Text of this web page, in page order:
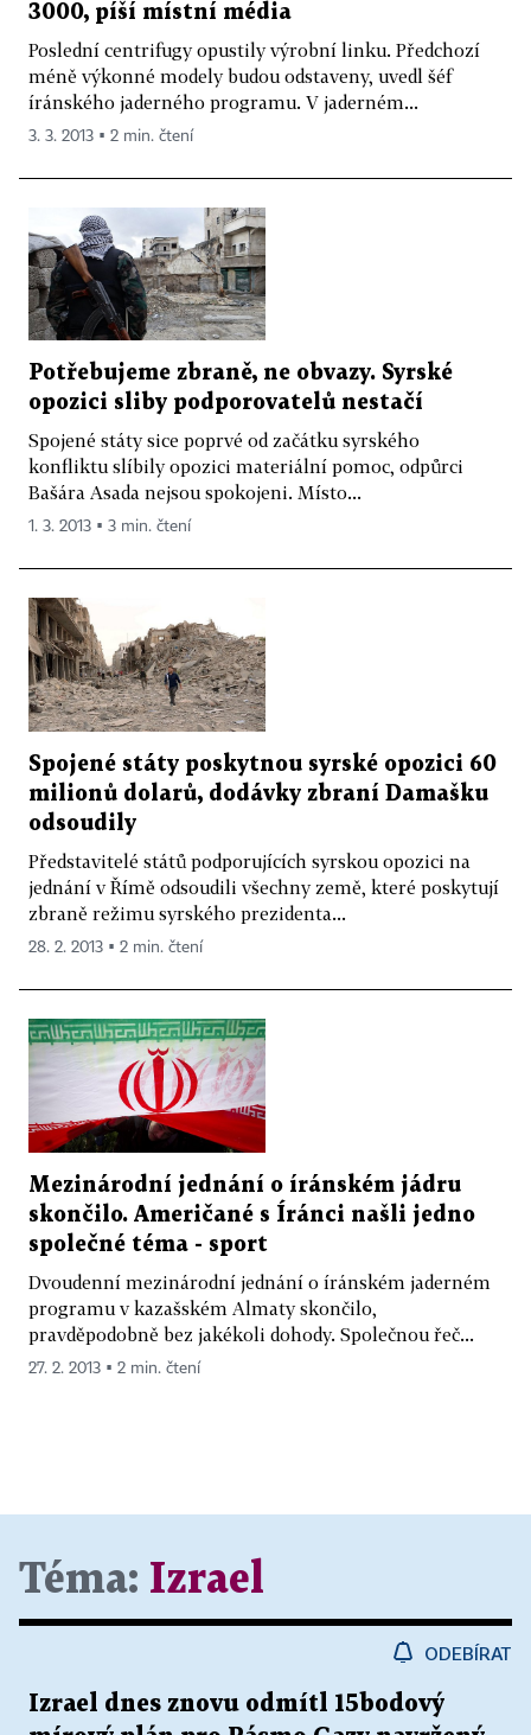
3000, píší místní média
Poslední centrifugy opustily výrobní linku. Předchozí
méně výkonné modely budou odstaveny, uvedl šéf
íránského jaderného programu. V jaderném...
3. 3. 2013 ▪ 2 min. čtení
Potřebujeme zbraně, ne obvazy. Syrské
opozici sliby podporovatelů nestačí
Spojené státy sice poprvé od začátku syrského
konfliktu slíbily opozici materiální pomoc, odpůrci
Bašára Asada nejsou spokojeni. Místo...
1. 3. 2013 ▪ 3 min. čtení
Spojené státy poskytnou syrské opozici 60
milionů dolarů, dodávky zbraní Damašku
odsoudily
Představitelé států podporujících syrskou opozici na
jednání v Římě odsoudili všechny země, které poskytují
zbraně režimu syrského prezidenta...
28. 2. 2013 ▪ 2 min. čtení
Mezinárodní jednání o íránském jádru
skončilo. Američané s Íránci našli jedno
společné téma - sport
Dvoudenní mezinárodní jednání o íránském jaderném
programu v kazašském Almaty skončilo,
pravděpodobně bez jakékoli dohody. Společnou řeč...
27. 2. 2013 ▪ 2 min. čtení
Téma: Izrael
ODEBÍRAT
Izrael dnes znovu odmítl 15bodový